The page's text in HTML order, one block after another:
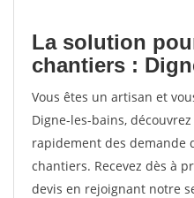
La solution
chantiers :
Vous êtes un artisan et
Digne-les-bains,
rapidement des demande
chantiers. Recevez dès à
devis en rejoignant notre